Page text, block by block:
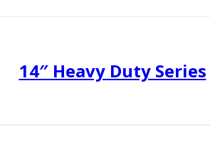
14″ Heavy Duty Series